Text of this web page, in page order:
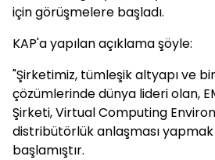
için görüşmelere başladı.
KAP'a yapılan açıklama şöyle:
"Şirketimiz, tümleşik altyapı ve
çözümlerinde dünya lideri olan,
Şirketi, Virtual Computing
distribütörlük anlaşması
başlamıştır.